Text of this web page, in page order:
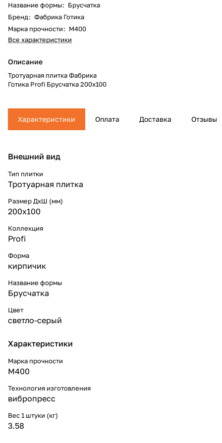
Название формы: Брусчатка
Бренд: Фабрика Готика
Марка прочности: М400
Все характеристики
Описание
Тротуарная плитка Фабрика
Готика Profi Брусчатка 200х100
Характеристики Оплата Доставка Отзывы
Внешний вид
Тип плитки
Тротуарная плитка
Размер ДхШ (мм)
200х100
Коллекция
Profi
Форма
кирпичик
Название формы
Брусчатка
Цвет
светло-серый
Характеристики
Марка прочности
М400
Технология изготовления
вибропресс
Вес 1 штуки (кг)
3.58